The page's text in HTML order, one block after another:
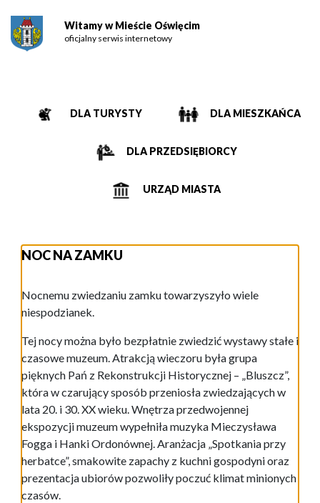
Witamy w Mieście Oświęcim
oficjalny serwis internetowy
DLA TURYSTY DLA MIESZKAŃCA
DLA PRZEDSIĘBIORCY
URZĄD MIASTA
NOC NA ZAMKU
Nocnemu zwiedzaniu zamku towarzyszyło wiele
niespodzianek.
Tej nocy można było bezpłatnie zwiedzić wystawy stałe i
czasowe muzeum. Atrakcją wieczoru była grupa
pięknych Pań z Rekonstrukcji Historycznej – „Bluszcz”,
która w czarujący sposób przeniosła zwiedzających w
lata 20. i 30. XX wieku. Wnętrza przedwojennej
ekspozycji muzeum wypełniła muzyka Mieczysława
Fogga i Hanki Ordonównej. Aranżacja „Spotkania przy
herbatce”, smakowite zapachy z kuchni gospodyni oraz
prezentacja ubiorów pozwoliły poczuć klimat minionych
czasów.